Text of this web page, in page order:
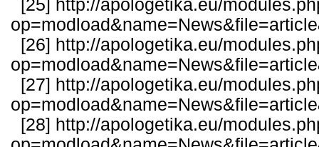
[25] http://apologetika.eu/
[26] http://apologetika.eu/
[27] http://apologetika.eu/
[28] http://apologetika.eu/